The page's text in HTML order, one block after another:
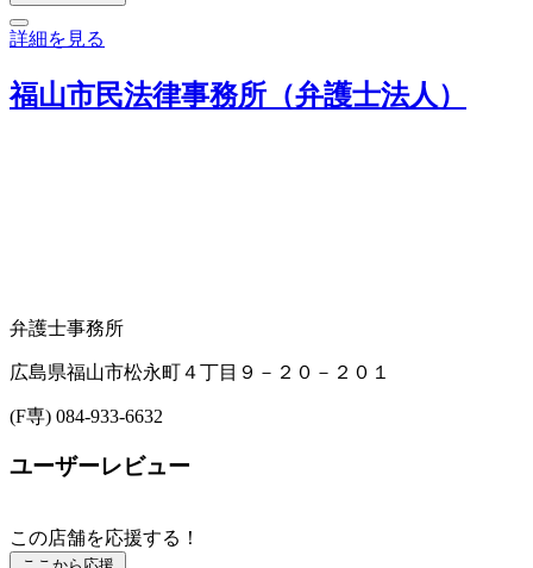
詳細を見る
福山市民法律事務所（弁護士法人）
弁護士事務所
広島県福山市松永町４丁目９－２０－２０１
(F専) 084-933-6632
ユーザーレビュー
この店舗を応援する！